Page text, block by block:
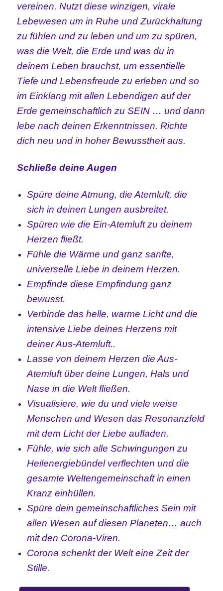
vereinen. Nutzt diese winzigen, virale
Lebewesen um in Ruhe und Zurückhaltung
zu fühlen und zu leben und um zu spüren,
was die Welt, die Erde und was du in
deinem Leben brauchst, um essentielle
Tiefe und Lebensfreude zu erleben und so
im Einklang mit allen Lebendigen auf der
Erde gemeinschaftlich zu SEIN … und dann
lebe nach deinen Erkenntnissen. Richte
dich neu und in hoher Bewusstheit aus.
Schließe deine Augen
Spüre deine Atmung, die Atemluft, die
sich in deinen Lungen ausbreitet.
Spüren wie die Ein-Atemluft zu deinem
Herzen fließt.
Fühle die Wärme und ganz sanfte,
universelle Liebe in deinem Herzen.
Empfinde diese Empfindung ganz
bewusst.
Verbinde das helle, warme Licht und die
intensive Liebe deines Herzens mit
deiner Aus-Atemluft..
Lasse von deinem Herzen die Aus-
Atemluft über deine Lungen, Hals und
Nase in die Welt fließen.
Visualisiere, wie du und viele weise
Menschen und Wesen das Resonanzfeld
mit dem Licht der Liebe aufladen.
Fühle, wie sich alle Schwingungen zu
Heilenergiebündel verflechten und die
gesamte Weltengemeinschaft in einen
Kranz einhüllen.
Spüre dein gemeinschaftliches Sein mit
allen Wesen auf diesen Planeten… auch
mit den Corona-Viren.
Corona schenkt der Welt eine Zeit der
Stille.